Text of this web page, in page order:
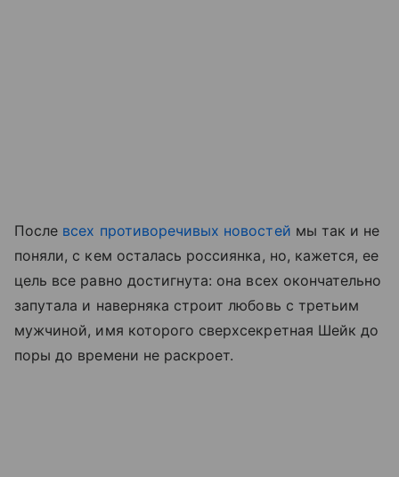
После всех противоречивых новостей мы так и не
поняли, с кем осталась россиянка, но, кажется, ее
цель все равно достигнута: она всех окончательно
запутала и наверняка строит любовь с третьим
мужчиной, имя которого сверхсекретная Шейк до
поры до времени не раскроет.